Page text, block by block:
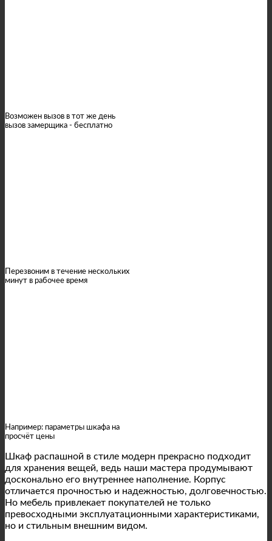
Возможен вызов в тот же день
вызов замерщика - бесплатно
Перезвоним в течение нескольких
минут в рабочее время
Например: параметры шкафа на
просчёт цены
Шкаф распашной в стиле модерн прекрасно подходит
для хранения вещей, ведь наши мастера продумывают
досконально его внутреннее наполнение. Корпус
отличается прочностью и надежностью, долговечностью.
Но мебель привлекает покупателей не только
превосходными эксплуатационными характеристиками,
но и стильным внешним видом.